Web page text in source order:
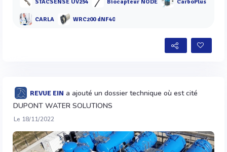
STACSENSE UV254 Biocapteur NODE CarboPlus
CARLA WRC200 dNF40
REVUE EIN a ajouté un dossier technique où est cité
DUPONT WATER SOLUTIONS
Le 18/11/2022